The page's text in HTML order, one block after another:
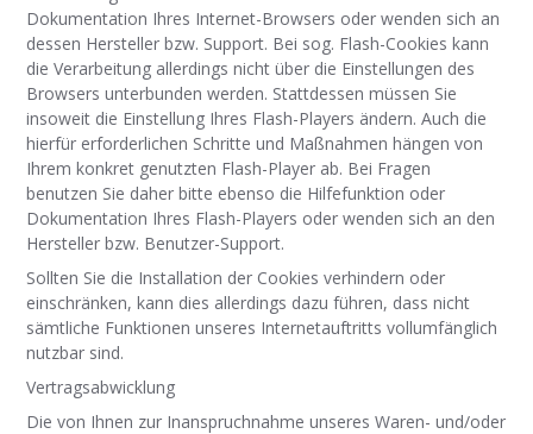
Dokumentation Ihres Internet-Browsers oder wenden sich an
dessen Hersteller bzw. Support. Bei sog. Flash-Cookies kann
die Verarbeitung allerdings nicht über die Einstellungen des
Browsers unterbunden werden. Stattdessen müssen Sie
insoweit die Einstellung Ihres Flash-Players ändern. Auch die
hierfür erforderlichen Schritte und Maßnahmen hängen von
Ihrem konkret genutzten Flash-Player ab. Bei Fragen
benutzen Sie daher bitte ebenso die Hilfefunktion oder
Dokumentation Ihres Flash-Players oder wenden sich an den
Hersteller bzw. Benutzer-Support.
Sollten Sie die Installation der Cookies verhindern oder
einschränken, kann dies allerdings dazu führen, dass nicht
sämtliche Funktionen unseres Internetauftritts vollumfänglich
nutzbar sind.
Vertragsabwicklung
Die von Ihnen zur Inanspruchnahme unseres Waren- und/oder